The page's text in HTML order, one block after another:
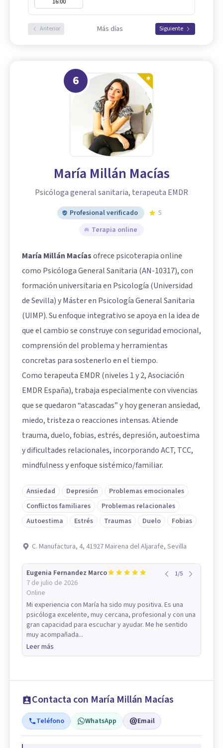
16:00
Anterior Más días Siguiente
6
María Millán Macías
Psicóloga general sanitaria, terapeuta EMDR
Profesional verificado
5
Terapia online
María Millán Macíasofrece psicoterapia online
como Psicóloga General Sanitaria (AN-10317), con
formación universitaria en Psicología (Universidad
de Sevilla) y Máster en Psicología General Sanitaria
(UIMP). Su enfoque integrativo se apoya en la idea de
que el cambio se construye con seguridad emocional,
comprensión del problema y herramientas
concretas para sostenerlo en el tiempo.
Como terapeuta EMDR (niveles 1 y 2, Asociación
EMDR España), trabaja especialmente con vivencias
que se quedaron “atascadas” y hoy generan ansiedad,
miedo, tristeza o reacciones intensas. Atiende
trauma, duelo, fobias, estrés, depresión, autoestima
y dificultades relacionales, incorporando ACT, TCC,
mindfulness y enfoque sistémico/familiar.
Ansiedad Depresión
Problemas emocionales
Conflictos familiares
Problemas relacionales
Autoestima
Estrés Traumas Duelo Fobias
C. Manufactura, 4, 41927 Mairena del Aljarafe, Sevilla
Eugenia Fernandez Marco
7 de julio de 2026
Online
1/5
Mi experiencia con María ha sido muy positiva. Es una
psicóloga excelente, muy cercana, profesional y con una
gran capacidad para escuchar y ayudar. Me he sentido
muy acompañada...
Leer más
Contacta con María Millán Macías
Teléfono WhatsApp Email